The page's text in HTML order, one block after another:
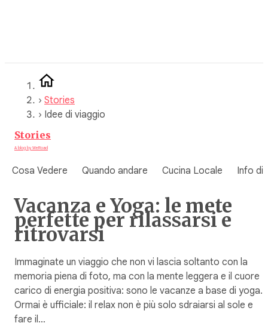
› Stories
› Idee di viaggio
Stories
A blog by WeRoad
Cosa Vedere Quando andare Cucina Locale Info di
Vacanza e Yoga: le mete
perfette per rilassarsi e
ritrovarsi
Immaginate un viaggio che non vi lascia soltanto con la
memoria piena di foto, ma con la mente leggera e il cuore
carico di energia positiva: sono le vacanze a base di yoga.
Ormai è ufficiale: il relax non è più solo sdraiarsi al sole e
fare il…